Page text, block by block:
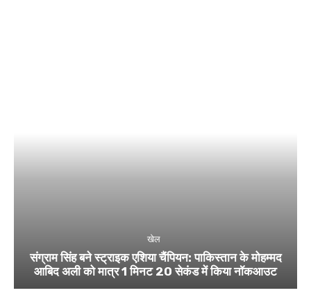
खेल
संग्राम सिंह बने स्ट्राइक एशिया चैंपियन: पाकिस्तान के मोहम्मद
आबिद अली को मात्र 1 मिनट 20 सेकंड में किया नॉकआउट